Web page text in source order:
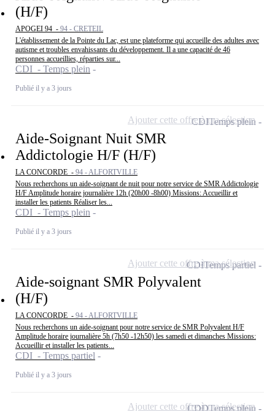
(H/F)
APOGEI 94 - 94 - CRETEIL
L'établissement de la Pointe du Lac, est une plateforme qui accueille des adultes avec
autisme et troubles envahissants du développement. Il a une capacité de 46
personnes accueillies, réparties sur...
CDI - Temps plein
Publié il y a 3 jours
Aide-Soignant Nuit SMR
Addictologie H/F (H/F)
LA CONCORDE - 94 - ALFORTVILLE
Nous recherchons un aide-soignant de nuit pour notre service de SMR Addictologie
H/F Amplitude horaire journalière 12h (20h00 -8h00) Missions: Accueillir et
installer les patients Réaliser les...
CDI - Temps plein
Publié il y a 3 jours
CDITemps plein
Ajouter cette offre à ma sélection
Aide-soignant SMR Polyvalent
(H/F)
LA CONCORDE - 94 - ALFORTVILLE
Nous recherchons un aide-soignant pour notre service de SMR Polyvalent H/F
Amplitude horaire journalière 5h (7h50 -12h50) les samedi et dimanches Missions:
Accueillir et installer les patients...
CDI - Temps partiel
Publié il y a 3 jours
CDITemps partiel
Ajouter cette offre à ma sélection
CDDTemps plein
Ajouter cette offre à ma sélection